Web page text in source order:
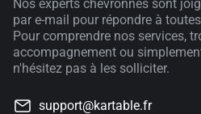
Nos experts chevronnés sont
par e-mail pour répondre à
Pour comprendre nos services,
accompagnement ou
n'hésitez pas à les solliciter.
support@kartable.fr